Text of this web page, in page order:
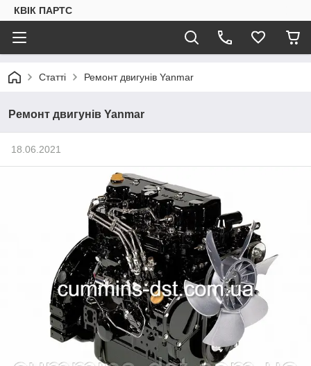
КВІК ПАРТС
Статті Ремонт двигунів Yanmar
Ремонт двигунів Yanmar
18.06.2021